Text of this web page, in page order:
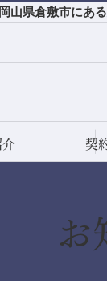
県倉敷市にあ
契
お